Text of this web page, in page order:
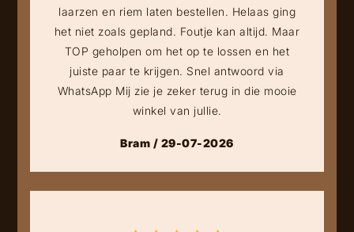
laarzen en riem laten bestellen. Helaas ging
het niet zoals gepland. Foutje kan altijd. Maar
TOP geholpen om het op te lossen en het
juiste paar te krijgen. Snel antwoord via
WhatsApp Mij zie je zeker terug in die mooie
winkel van jullie.
Bram / 29-07-2026